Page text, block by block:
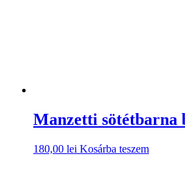
Manzetti sötétbarna
180,00 lei Kosárba teszem